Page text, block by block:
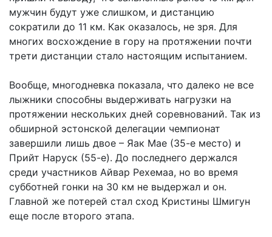
мужчин будут уже слишком, и дистанцию
сократили до 11 км. Как оказалось, не зря. Для
многих восхождение в гору на протяжении почти
трети дистанции стало настоящим испытанием.
Вообще, многодневка показала, что далеко не все
лыжники способны выдерживать нагрузки на
протяжении нескольких дней соревнований. Так из
обширной эстонской делегации чемпионат
завершили лишь двое – Яак Мае (35-е место) и
Прийт Наруск (55-е). До последнего держался
среди участников Айвар Рехемаа, но во время
субботней гонки на 30 км не выдержал и он.
Главной же потерей стал сход Кристины Шмигун
еще после второго этапа.